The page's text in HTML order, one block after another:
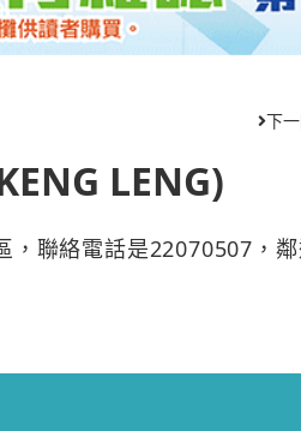
下
LENG)
，聯絡電話是22070507，